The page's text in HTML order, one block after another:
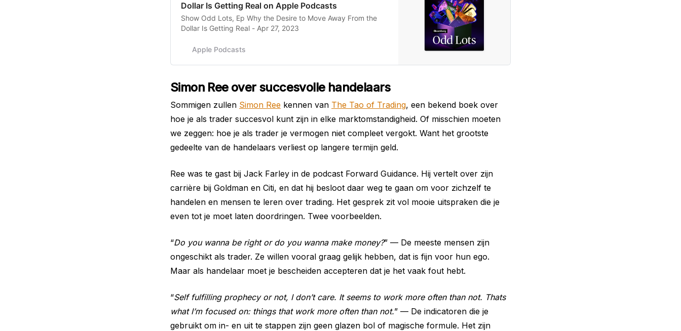
Dollar Is Getting Real on Apple Podcasts
‎Show Odd Lots, Ep Why the Desire to Move Away From the
Dollar Is Getting Real - Apr 27, 2023
Apple Podcasts
Simon Ree over succesvolle handelaars
Sommigen zullen Simon Ree kennen van The Tao of Trading, een bekend boek over
hoe je als trader succesvol kunt zijn in elke marktomstandigheid. Of misschien moeten
we zeggen: hoe je als trader je vermogen niet compleet vergokt. Want het grootste
gedeelte van de handelaars verliest op langere termijn geld.
Ree was te gast bij Jack Farley in de podcast Forward Guidance. Hij vertelt over zijn
carrière bij Goldman en Citi, en dat hij besloot daar weg te gaan om voor zichzelf te
handelen en mensen te leren over trading. Het gesprek zit vol mooie uitspraken die je
even tot je moet laten doordringen. Twee voorbeelden.
“Do you wanna be right or do you wanna make money?” — De meeste mensen zijn
ongeschikt als trader. Ze willen vooral graag gelijk hebben, dat is fijn voor hun ego.
Maar als handelaar moet je bescheiden accepteren dat je het vaak fout hebt.
“Self fulfilling prophecy or not, I don’t care. It seems to work more often than not. Thats
what I’m focused on: things that work more often than not.” — De indicatoren die je
gebruikt om in- en uit te stappen zijn geen glazen bol of magische formule. Het zijn